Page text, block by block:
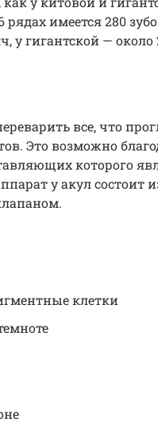
имеется 280
у гигантской — около
все, что
Это возможно
которого
у акул состоит
клетки